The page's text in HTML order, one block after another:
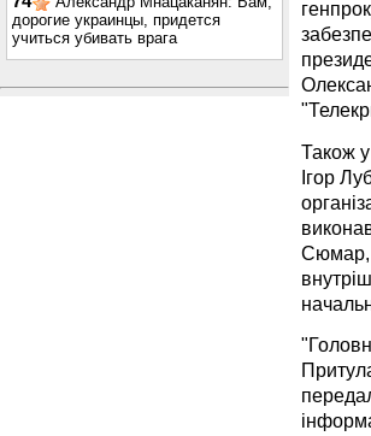
дорогие украинцы, придется
учиться убивать врага
Також у
Ігор
Сюмар,